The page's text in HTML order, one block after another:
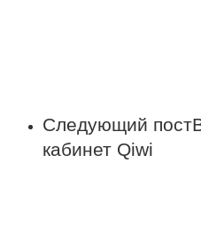
Следующий пост
кабинет Qiwi